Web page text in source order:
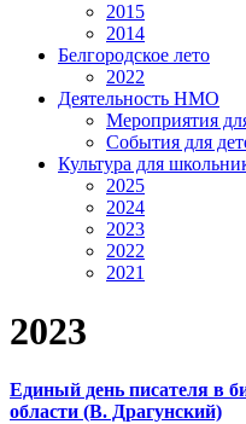
2015
2014
Белгородское лето
2022
Деятельность НМО
Мероприятия
События для
Культура для
2025
2024
2023
2022
2021
2023
Единый день писателя в
области (В. Драгунский)